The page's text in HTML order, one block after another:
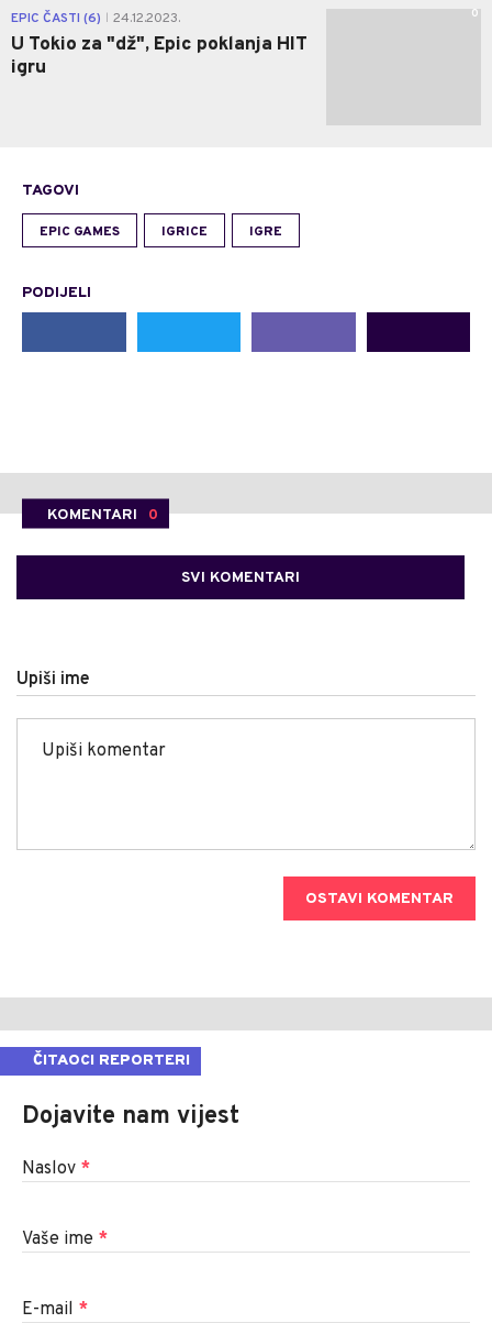
EPIC ČASTI (6) 24.12.2023.
U Tokio za "dž", Epic poklanja HIT
igru
0
TAGOVI
EPIC GAMES IGRICE IGRE
PODIJELI
KOMENTARI 0
SVI KOMENTARI
Upiši ime
OSTAVI KOMENTAR
ČITAOCI REPORTERI
Dojavite nam vijest
Naslov *
Vaše ime *
E-mail *